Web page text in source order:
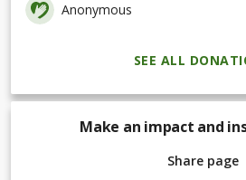
Anonymous
SEE ALL
Make an impact and
Share page